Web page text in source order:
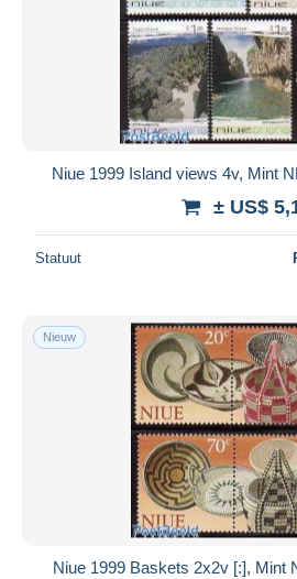
Niue 1999 Island views 4v, Mint
± US$
Statuut
Nieuw
Niue 1999 Baskets 2x2v [:], Mint